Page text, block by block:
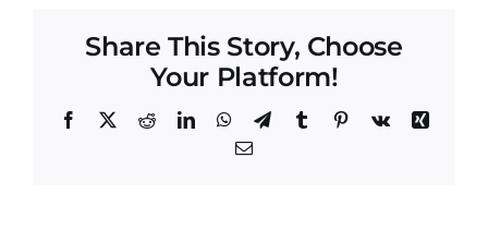
Share This Story, Choose
Your Platform!
Facebook
X RedditLinkedInWhatsApp
TelegramTumblrPinterest
Vk
Xing
Correo